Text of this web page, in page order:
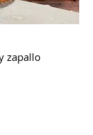
zapallo